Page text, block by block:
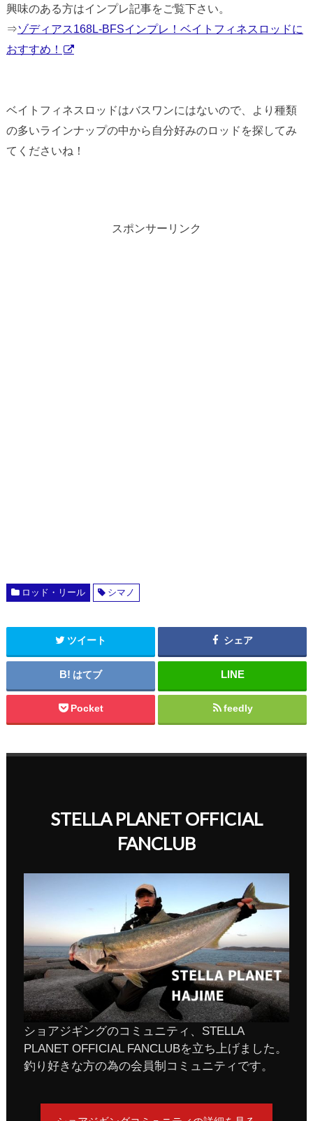
興味のある方はインプレ記事をご覧下さい。
⇒ゾディアス168L-BFSインプレ！ベイトフィネスロッドに
おすすめ！
ベイトフィネスロッドはバスワンにはないので、より種類
の多いラインナップの中から自分好みのロッドを探してみ
てくださいね！
スポンサーリンク
ロッド・リール シマノ
ツイート シェア
はてブ
Pocket feedly
STELLA PLANET OFFICIAL
FANCLUB
ショアジギングのコミュニティ、STELLA
PLANET OFFICIAL FANCLUBを立ち上げました。
釣り好きな方の為の会員制コミュニティです。